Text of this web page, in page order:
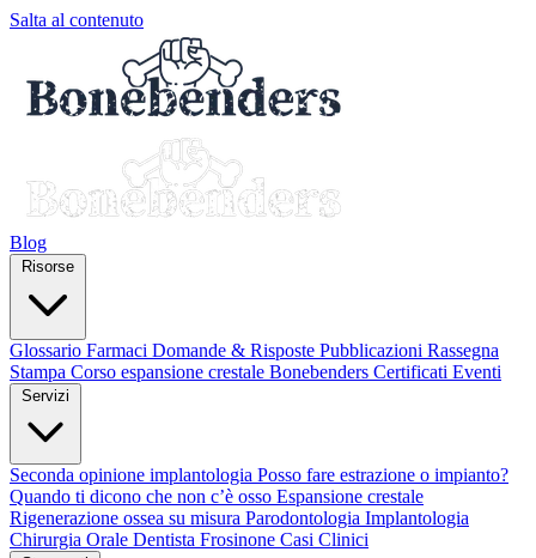
Salta al contenuto
Blog
Glossario Farmaci Domande & Risposte Pubblicazioni Rassegna
Stampa Corso espansione crestale Bonebenders Certificati Eventi
Seconda opinione implantologia Posso fare estrazione o impianto?
Quando ti dicono che non c’è osso Espansione crestale
Rigenerazione ossea su misura Parodontologia Implantologia
Chirurgia Orale Dentista Frosinone Casi Clinici